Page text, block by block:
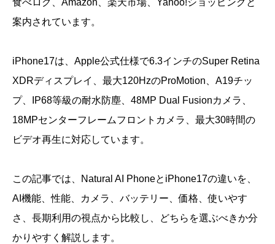
食べログ、Amazon、楽天市場、Yahoo!ショッピングと
案内されています。
iPhone17は、Apple公式仕様で6.3インチのSuper Retina
XDRディスプレイ、最大120HzのProMotion、A19チッ
プ、IP68等級の耐水防塵、48MP Dual Fusionカメラ、
18MPセンターフレームフロントカメラ、最大30時間の
ビデオ再生に対応しています。
この記事では、Natural AI PhoneとiPhone17の違いを、
AI機能、性能、カメラ、バッテリー、価格、使いやす
さ、長期利用の視点から比較し、どちらを選ぶべきか分
かりやすく解説します。